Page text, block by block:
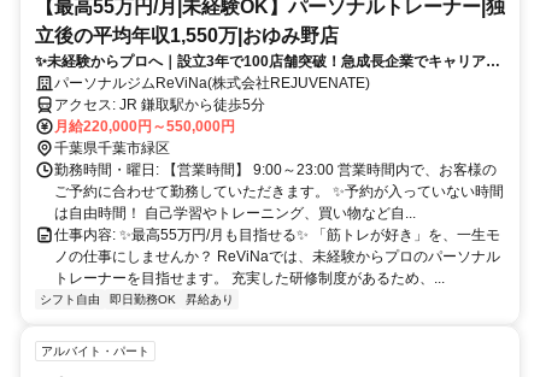
【最高55万円/月|未経験OK】パーソナルトレーナー|独
立後の平均年収1,550万|おゆみ野店
✨未経験からプロへ｜設立3年で100店舗突破！急成長企業でキャリアア
ップパーソナルジムReViNa(株式会社REJUVENATE)
アクセス: JR 鎌取駅から徒歩5分
月給220,000円～550,000円
千葉県千葉市緑区
勤務時間・曜日: 【営業時間】 9:00～23:00 営業時間内で、お客様の
ご予約に合わせて勤務していただきます。 ✨予約が入っていない時間
は自由時間！ 自己学習やトレーニング、買い物など自...
仕事内容: ✨最高55万円/月も目指せる✨ 「筋トレが好き」を、一生モ
ノの仕事にしませんか？ ReViNaでは、未経験からプロのパーソナル
トレーナーを目指せます。 充実した研修制度があるため、...
シフト自由 即日勤務OK 昇給あり
アルバイト・パート